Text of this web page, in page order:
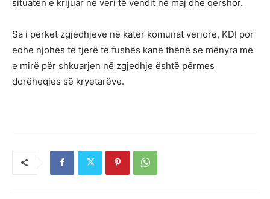
situatën e krijuar në veri të vendit në maj dhe qershor.
Sa i përket zgjedhjeve në katër komunat veriore, KDI por
edhe njohës të tjerë të fushës kanë thënë se mënyra më
e mirë për shkuarjen në zgjedhje është përmes
dorëheqjes së kryetarëve.